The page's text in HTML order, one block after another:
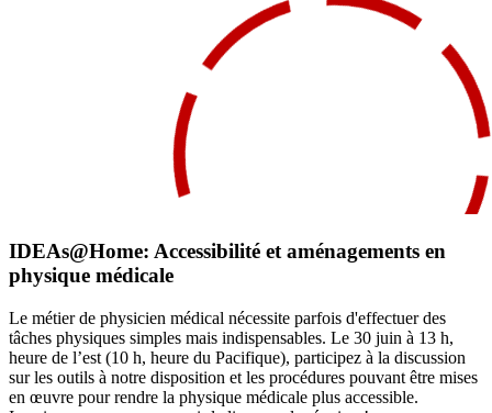
IDEAs@Home: Accessibilité et aménagements en
physique médicale
Le métier de physicien médical nécessite parfois d'effectuer des
tâches physiques simples mais indispensables. Le 30 juin à 13 h,
heure de l’est (10 h, heure du Pacifique), participez à la discussion
sur les outils à notre disposition et les procédures pouvant être mises
en œuvre pour rendre la physique médicale plus accessible.